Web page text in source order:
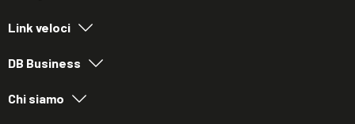
Link veloci
DB Business
Chi siamo